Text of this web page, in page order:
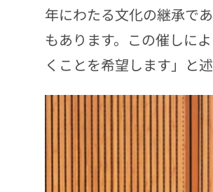
年にわたる文化の継承で
もあります。この催しに
くことを希望します」と述